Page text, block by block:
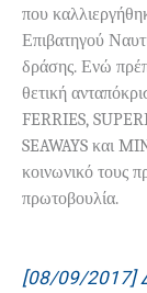
που
Επιβατηγού
δράσης. Ενώ
θετική
FERRIES,
SEAWAYS και
κοινωνικό τους
πρωτοβουλία.
[08/09/2017]